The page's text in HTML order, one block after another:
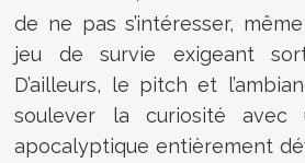
de ne pas s’intéresser,
jeu de survie exigeant
D’ailleurs, le pitch et
soulever la curiosité avec
apocalyptique entièrement